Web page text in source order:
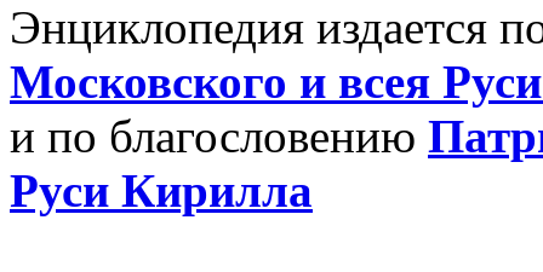
Энциклопедия издается
Московского и всея
и по благословению
Руси Кирилла